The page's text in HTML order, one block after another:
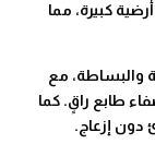
كبيرة، مما
والبساطة، مع
طابع راقٍ. كما
إزعاج.